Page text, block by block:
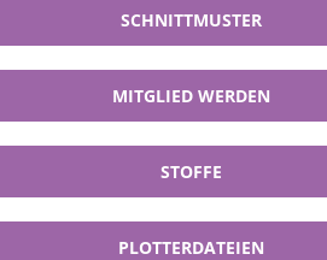
SCHNITTMUSTER
MITGLIED WERDEN
STOFFE
PLOTTERDATEIEN